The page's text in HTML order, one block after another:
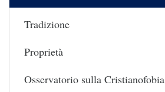
Tradizione
Proprietà
Osservatorio sulla Cristianofobia